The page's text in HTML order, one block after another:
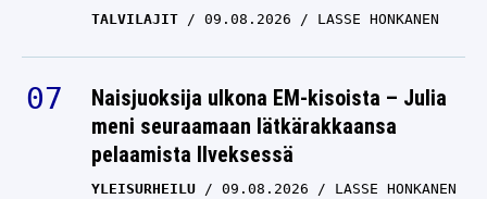
TALVILAJIT 09.08.2026 LASSE HONKANEN
Naisjuoksija ulkona EM-kisoista – Julia
meni seuraamaan lätkärakkaansa
pelaamista Ilveksessä
YLEISURHEILU 09.08.2026 LASSE HONKANEN